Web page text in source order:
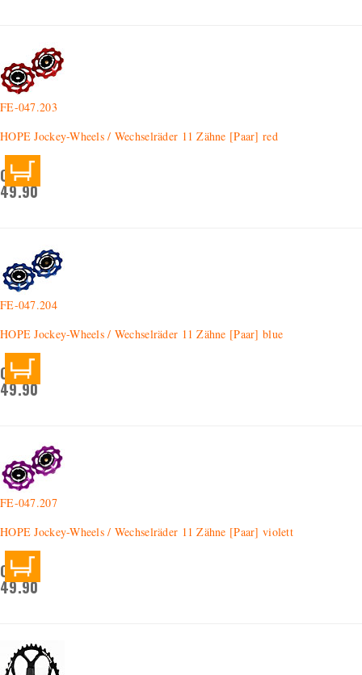
FE-047.203
HOPE Jockey-Wheels / Wechselräder 11 Zähne [Paar] red
CHF
49.90
FE-047.204
HOPE Jockey-Wheels / Wechselräder 11 Zähne [Paar] blue
CHF
49.90
FE-047.207
HOPE Jockey-Wheels / Wechselräder 11 Zähne [Paar] violett
CHF
49.90